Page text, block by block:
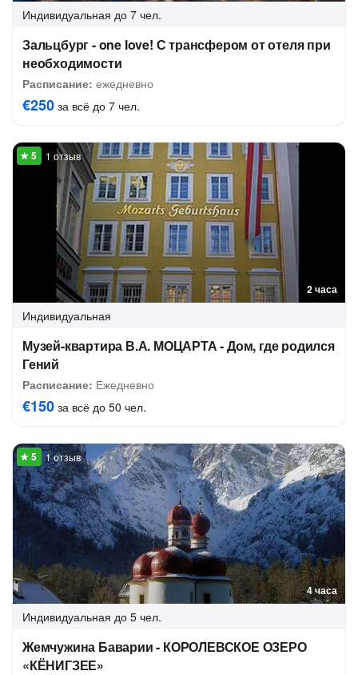
Индивидуальная до 7 чел.
Зальцбург - one love! С трансфером от отеля при
необходимости
Расписание: ежедневно
€250 за всё до 7 чел.
2 часа
1 отзыв
Индивидуальная
Музей-квартира В.А. МОЦАРТА - Дом, где родился
Гений
Расписание: Ежедневно
€150 за всё до 50 чел.
4 часа
1 отзыв
Индивидуальная до 5 чел.
Жемчужина Баварии - КОРОЛЕВСКОЕ ОЗЕРО
«КЁНИГЗЕЕ»